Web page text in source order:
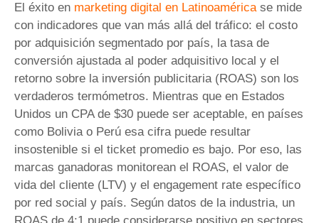
El éxito en marketing digital en Latinoaméricase mide
con indicadores que van más allá del tráfico: el costo
por adquisición segmentado por país, la tasa de
conversión ajustada al poder adquisitivo local y el
retorno sobre la inversión publicitaria (ROAS) son los
verdaderos termómetros. Mientras que en Estados
Unidos un CPA de $30 puede ser aceptable, en países
como Bolivia o Perú esa cifra puede resultar
insostenible si el ticket promedio es bajo. Por eso, las
marcas ganadoras monitorean el ROAS, el valor de
vida del cliente (LTV) y el engagement rate específico
por red social y país. Según datos de la industria, un